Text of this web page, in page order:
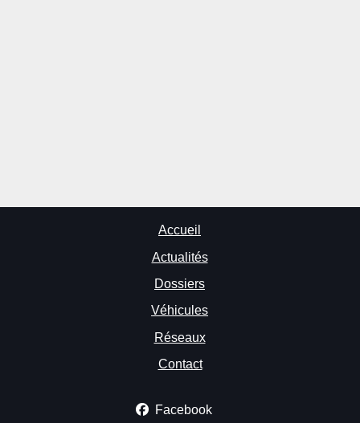
Accueil
Actualités
Dossiers
Véhicules
Réseaux
Contact
Facebook